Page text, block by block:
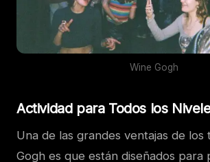
Wine Gogh
Actividad para Todos los
Una de las grandes ventajas de los
Gogh es que están diseñados para